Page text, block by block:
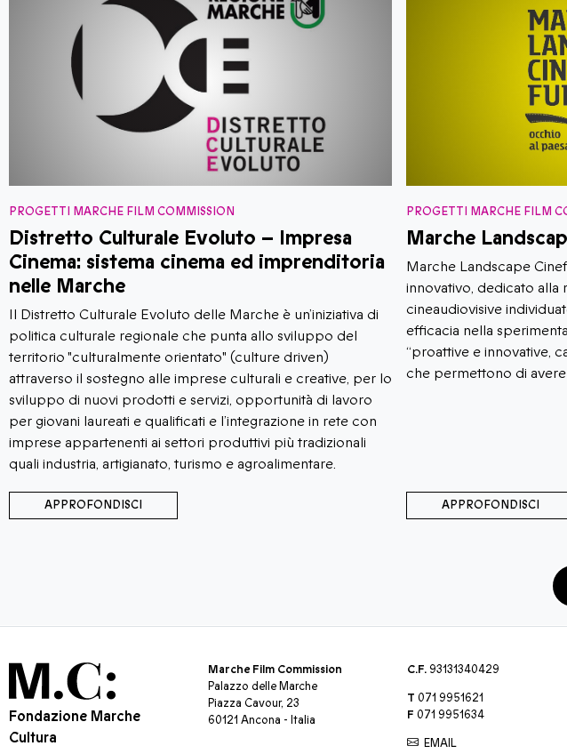
PROGETTI MARCHE FILM COMMISSION
Distretto Culturale Evoluto – Impresa
Cinema: sistema cinema ed imprenditoria
nelle Marche
Il Distretto Culturale Evoluto delle Marche è un’iniziativa di
politica culturale regionale che punta allo sviluppo del
territorio "culturalmente orientato" (culture driven)
attraverso il sostegno alle imprese culturali e creative, per lo
sviluppo di nuovi prodotti e servizi, opportunità di lavoro
per giovani laureati e qualificati e l’integrazione in rete con
imprese appartenenti ai settori produttivi più tradizionali
quali industria, artigianato, turismo e agroalimentare.
APPROFONDISCI
PROGETTI MARCHE FILM
Marche
Marche Landscape
innovativo, dedicato alla
cineaudiovisive
efficacia nella
“proattive e innovative,
che permettono di avere
APPROFONDISCI
Fondazione Marche
Cultura
Marche Film Commission
Palazzo delle Marche
Piazza Cavour, 23
60121 Ancona - Italia
C.F.93131340429
T 071 9951621
F 071 9951634
EMAIL